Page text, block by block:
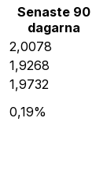
Senaste 90
dagarna
2,0078
1,9268
1,9732
0,19%